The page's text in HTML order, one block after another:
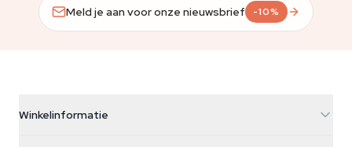
Meld je aan voor onze nieuwsbrief -10%
Winkelinformatie